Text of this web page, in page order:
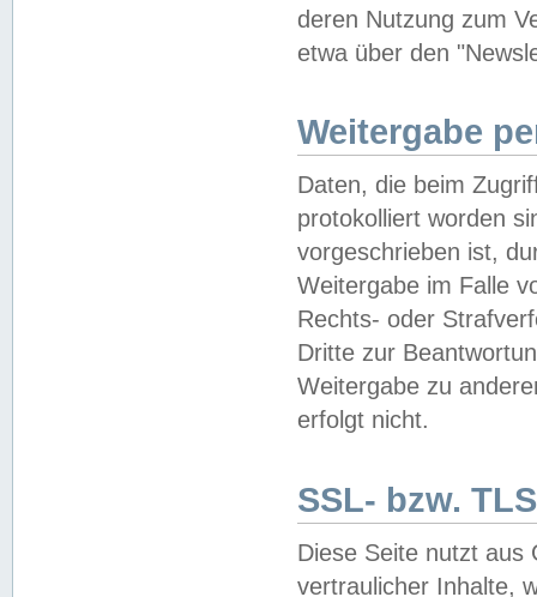
deren Nutzung zum
etwa über den
Weitergabe
Daten, die beim
protokolliert worden
vorgeschrieben ist,
Weitergabe im Falle
Rechts- oder
Dritte zur
Weitergabe zu
erfolgt nicht.
SSL- bzw.
Diese Seite nutzt aus
vertraulicher Inhalte,